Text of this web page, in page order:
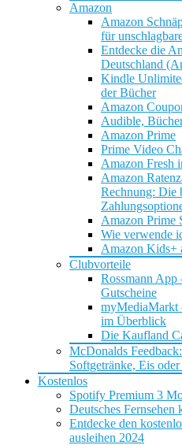
Amazon
Amazon
für
Entdecke die
Deutschland
Kindle
der Bücher
Amazon
Audible,
Amazon Prime
Prime Video
Amazon Fresh
Amazon
Rechnung: Die
Amazon Prime
Wie verwende
Amazon Kids+
Clubvorteile
Rossmann App
Gutscheine
myMediaMarkt
im Überblick
Die Kaufland
McDonalds
Softgetränke, Eis
Kostenlos
Spotify Premium 3
Deutsches Fernsehen
Entdecke den
ausleihen 2024